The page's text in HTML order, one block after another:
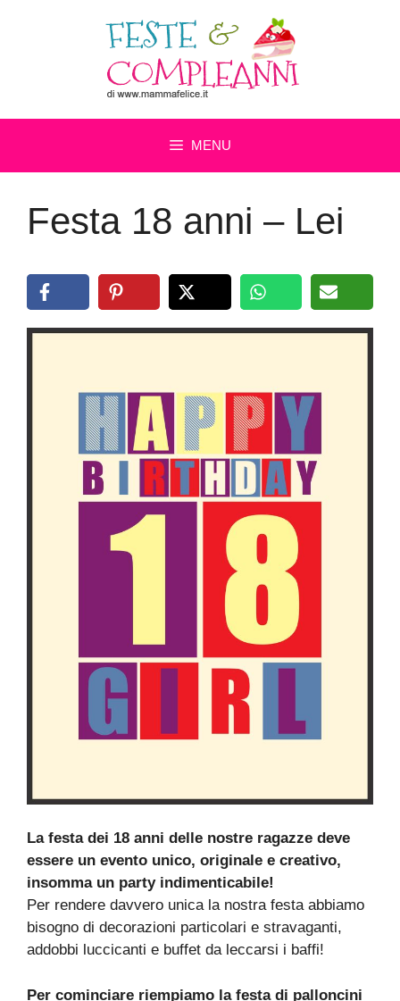
MENU
Festa 18 anni – Lei
La festa dei 18 anni delle nostre ragazze deve
essere un evento unico, originale e creativo,
insomma un party indimenticabile!
Per rendere davvero unica la nostra festa abbiamo
bisogno di decorazioni particolari e stravaganti,
addobbi luccicanti e buffet da leccarsi i baffi!
Per cominciare riempiamo la festa di palloncini